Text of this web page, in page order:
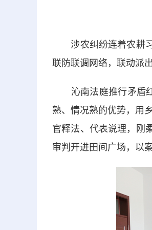
涉农纠纷连着农耕习
联防联调网络，联动派
沁南法庭推行矛盾红
熟、情况熟的优势，用
官释法、代表说理，刚
审判开进田间广场，以